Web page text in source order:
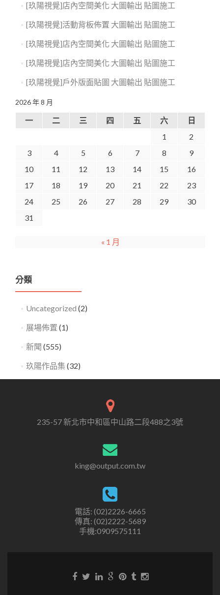
[玖陽視覺]店內空間美化 大圖輸出 貼圖施工
[玖陽視覺]活動背板佈置 大圖輸出 貼圖施工
[玖陽視覺]店內空間美化 大圖輸出 貼圖施工
[玖陽視覺]店內空間美化 大圖輸出 貼圖施工
[玖陽視覺]戶外版面貼圖 大圖輸出 貼圖施工
2026 年 8 月
一 二 三 四 五 六
日
1
2
3
4 5 6 7 8
9
10
11 12 13 14 15
16
17
18 19 20 21 22
23
24
25 26 27 28 29
30
31
« 1 月
分類
Uncategorized (2)
展場佈置 (1)
新聞 (555)
玖陽作品集 (32)
235-57 新北市中和區中山路二段488之3號
king@output.com.tw
電話: (02)2226-6665
傳真: (02)2222-5689
手機:0909575111